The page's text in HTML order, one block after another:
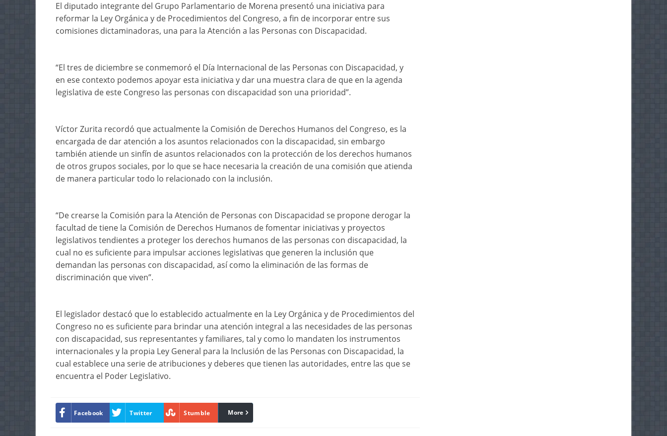
El diputado integrante del Grupo Parlamentario de Morena presentó una iniciativa para
reformar la Ley Orgánica y de Procedimientos del Congreso, a fin de incorporar entre sus
comisiones dictaminadoras, una para la Atención a las Personas con Discapacidad.
“El tres de diciembre se conmemoró el Día Internacional de las Personas con Discapacidad, y
en ese contexto podemos apoyar esta iniciativa y dar una muestra clara de que en la agenda
legislativa de este Congreso las personas con discapacidad son una prioridad”.
Víctor Zurita recordó que actualmente la Comisión de Derechos Humanos del Congreso, es la
encargada de dar atención a los asuntos relacionados con la discapacidad, sin embargo
también atiende un sinfín de asuntos relacionados con la protección de los derechos humanos
de otros grupos sociales, por lo que se hace necesaria la creación de una comisión que atienda
de manera particular todo lo relacionado con la inclusión.
“De crearse la Comisión para la Atención de Personas con Discapacidad se propone derogar la
facultad de tiene la Comisión de Derechos Humanos de fomentar iniciativas y proyectos
legislativos tendientes a proteger los derechos humanos de las personas con discapacidad, la
cual no es suficiente para impulsar acciones legislativas que generen la inclusión que
demandan las personas con discapacidad, así como la eliminación de las formas de
discriminación que viven”.
El legislador destacó que lo establecido actualmente en la Ley Orgánica y de Procedimientos del
Congreso no es suficiente para brindar una atención integral a las necesidades de las personas
con discapacidad, sus representantes y familiares, tal y como lo mandaten los instrumentos
internacionales y la propia Ley General para la Inclusión de las Personas con Discapacidad, la
cual establece una serie de atribuciones y deberes que tienen las autoridades, entre las que se
encuentra el Poder Legislativo.
Facebook Twitter Stumble linkedin
More